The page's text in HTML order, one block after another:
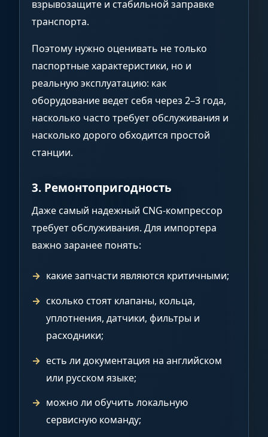
взрывозащите и стабильной заправке
транспорта.
Поэтому нужно оценивать не только
паспортные характеристики, но и
реальную эксплуатацию: как
оборудование ведет себя через 2–3 года,
насколько часто требует обслуживания и
насколько дорого обходится простой
станции.
3. Ремонтопригодность
Даже самый надежный CNG-компрессор
требует обслуживания. Для импортера
важно заранее понять:
какие запчасти являются критичными;
сколько стоят клапаны, кольца,
уплотнения, датчики, фильтры и
расходники;
есть ли документация на английском
или русском языке;
можно ли обучить локальную
сервисную команду;